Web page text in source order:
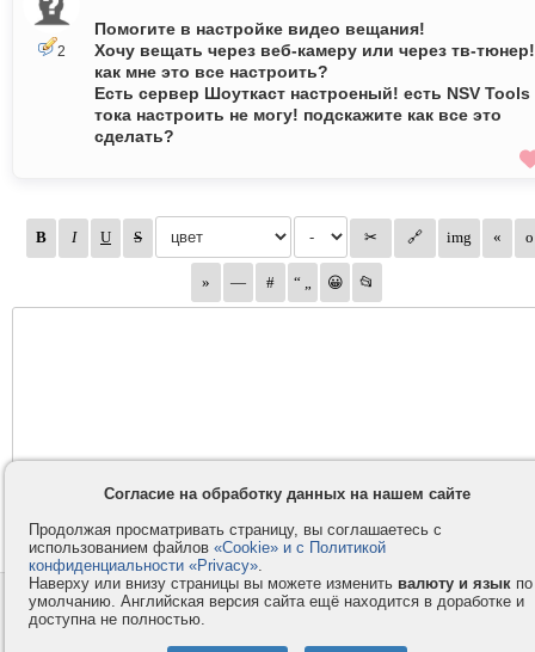
2
Помогите в настройке видео вещания!
Хочу вещать через веб-камеру или через тв-тюнер!
как мне это все настроить?
Есть сервер Шоуткаст настроеный! есть NSV Tools
тока настроить не могу! подскажите как все это
сделать?
Контакты
Компания
Privacy и Cookie
Согласие на обработку данных на нашем сайте
Продолжая просматривать страницу, вы соглашаетесь с
использованием файлов «Cookie» и с Политикой
конфиденциальности «Privacy».
Наверху или внизу страницы вы можете изменить валюту и язык по
умолчанию. Английская версия сайта ещё находится в доработке и
доступна не полностью.